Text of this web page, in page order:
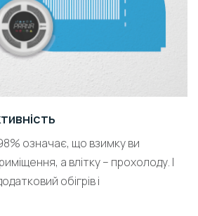
означає, що взимку ви
а влітку – прохолоду. І
обігрів і